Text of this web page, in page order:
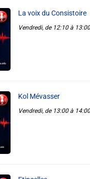
La voix du Consistoire
Vendredi, de 12:10 à 13:00
Kol Mévasser
Vendredi, de 13:00 à 14:00